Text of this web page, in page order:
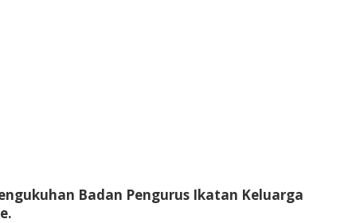
Badan Pengurus Ikatan Keluarga